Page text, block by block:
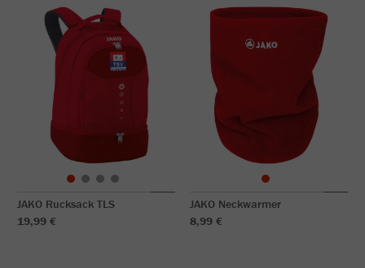
JAKO Rucksack TLS
19,99 €
JAKO Neckwarmer
8,99 €